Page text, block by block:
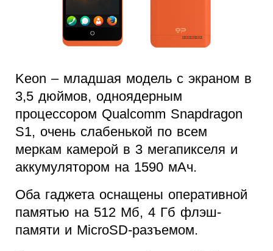
Keon – младшая модель с экраном в
3,5 дюймов, одноядерным
процессором Qualcomm Snapdragon
S1, очень слабенькой по всем
меркам камерой в 3 мегапикселя и
аккумулятором на 1590 мАч.
Оба гаджета оснащены оперативной
памятью на 512 Мб, 4 Гб флэш-
памяти и MicroSD-разъемом.